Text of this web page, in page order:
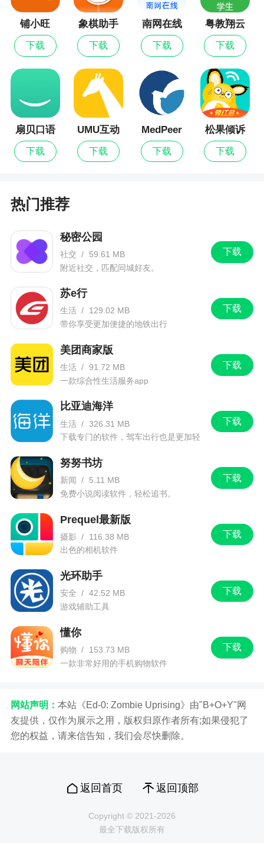
1、修复已知问题，提升用户体验
铺小旺
下载
象棋助手
下载
南网在线
下载
粤教翔云
数字教材
应用平台
下载
扇贝口语
下载
UMU互动
下载
MedPeer
下载
松果倾诉
下载
热门推荐
下载
秘密公园
社交 /
59.61 MB
附近社交，匹配同城好友。
下载
苏e行
生活 /
129.02 MB
带你享受更加便捷的地铁出行
下载
美团商家版
生活 / 91.72 MB
一款综合性生活服务app
下载
比亚迪海洋
生活 / 326.31 MB
下载专门的软件，驾车出行也是更加轻
下载
努努书坊
新闻 /
5.11 MB
免费小说阅读软件，轻松追书。
下载
Prequel最新版
摄影 /
116.38 MB
出色的相机软件
下载
光环助手
安全 / 42.52 MB
游戏辅助工具
下载
懂你
购物 /
153.73 MB
一款非常好用的手机购物软件
网站声明： 本站《Ed-0: Zombie Uprising》由"B+O+Y"网
友提供，仅作为展示之用，版权归原作者所有;如果侵犯了
您的权益，请来信告知，我们会尽快删除。
返回首页 返回顶部
Copyright © 2021-2026
最全下载版权所有